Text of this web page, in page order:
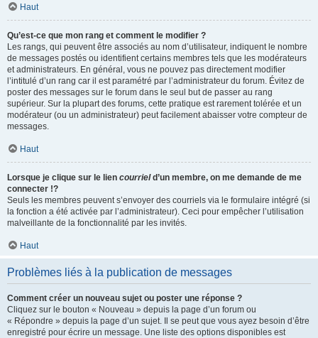
Haut
Qu’est-ce que mon rang et comment le modifier ?
Les rangs, qui peuvent être associés au nom d’utilisateur, indiquent le nombre
de messages postés ou identifient certains membres tels que les modérateurs
et administrateurs. En général, vous ne pouvez pas directement modifier
l’intitulé d’un rang car il est paramétré par l’administrateur du forum. Évitez de
poster des messages sur le forum dans le seul but de passer au rang
supérieur. Sur la plupart des forums, cette pratique est rarement tolérée et un
modérateur (ou un administrateur) peut facilement abaisser votre compteur de
messages.
Haut
Lorsque je clique sur le lien courrield’un membre, on me demande de me
connecter !?
Seuls les membres peuvent s’envoyer des courriels via le formulaire intégré (si
la fonction a été activée par l’administrateur). Ceci pour empêcher l’utilisation
malveillante de la fonctionnalité par les invités.
Haut
Problèmes liés à la publication de messages
Comment créer un nouveau sujet ou poster une réponse ?
Cliquez sur le bouton « Nouveau » depuis la page d’un forum ou
« Répondre » depuis la page d’un sujet. Il se peut que vous ayez besoin d’être
enregistré pour écrire un message. Une liste des options disponibles est